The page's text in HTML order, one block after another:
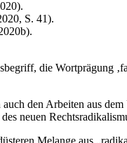
S. 41).
die Wortprägung
den Arbeiten aus
neuen
Melange aus